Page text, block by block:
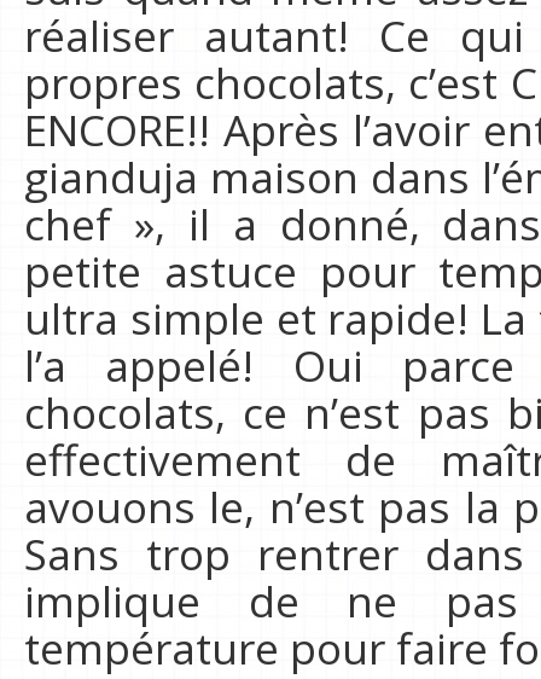
réaliser autant! Ce
propres chocolats, c’est
ENCORE!! Après l’avoir
gianduja maison dans
chef », il a donné,
petite astuce pour
ultra simple et rapide!
l’a appelé! Oui
chocolats, ce n’est pas
effectivement de
avouons le, n’est pas la
Sans trop rentrer
implique de ne pas
température pour faire